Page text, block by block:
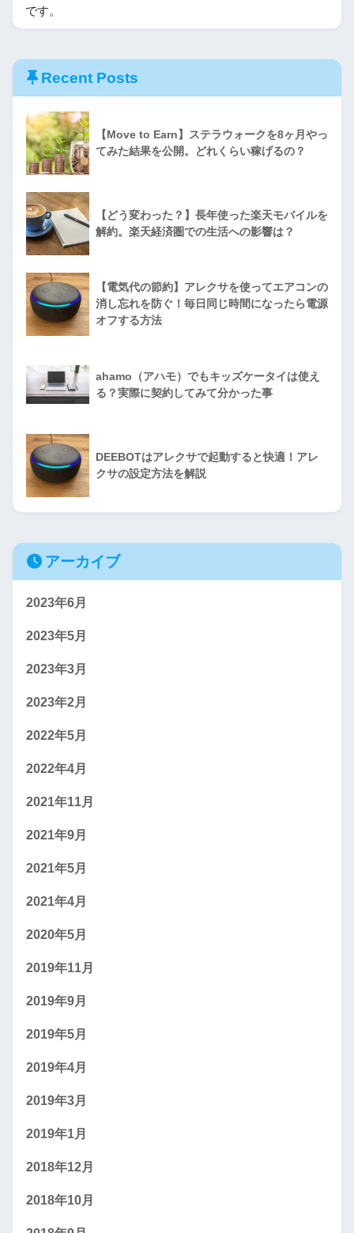
です。
Recent Posts
【Move to Earn】ステラウォークを8ヶ月やっ
てみた結果を公開。どれくらい稼げるの？
【どう変わった？】長年使った楽天モバイルを
解約。楽天経済圏での生活への影響は？
【電気代の節約】アレクサを使ってエアコンの
消し忘れを防ぐ！毎日同じ時間になったら電源
オフする方法
ahamo（アハモ）でもキッズケータイは使え
る？実際に契約してみて分かった事
DEEBOTはアレクサで起動すると快適！アレ
クサの設定方法を解説
アーカイブ
2023年6月
2023年5月
2023年3月
2023年2月
2022年5月
2022年4月
2021年11月
2021年9月
2021年5月
2021年4月
2020年5月
2019年11月
2019年9月
2019年5月
2019年4月
2019年3月
2019年1月
2018年12月
2018年10月